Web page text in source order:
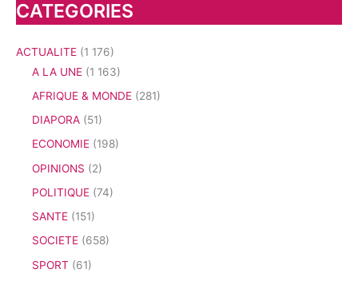
CATEGORIES
ACTUALITE (1 176)
A LA UNE (1 163)
AFRIQUE & MONDE (281)
DIAPORA (51)
ECONOMIE (198)
OPINIONS (2)
POLITIQUE (74)
SANTE (151)
SOCIETE (658)
SPORT (61)